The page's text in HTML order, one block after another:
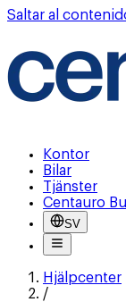
Saltar al
Kontor
Bilar
Tjänster
Centauro
SV
Hjälpcenter
/